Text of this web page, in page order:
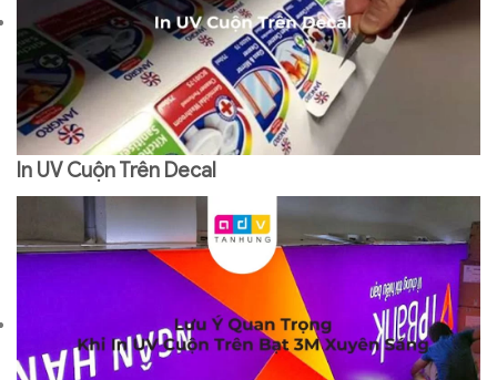
In UV Cuộn Trên Decal